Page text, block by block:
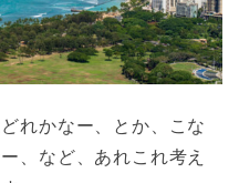
れかなー、とか、こな
、など、あれこれ考え